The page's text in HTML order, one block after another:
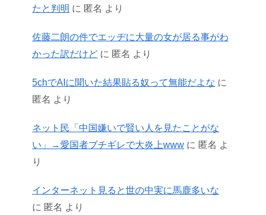
たと判明 に 匿名 より
佐藤二朗の件でエッヂに大量の女が居る事がわ
かった訳だけど に 匿名 より
5chでAIに聞いた結果貼る奴って無能だよな に
匿名 より
ネット民「中国嫌いで賢い人を見たことがな
い」→愛国者ブチギレで大炎上www に 匿名 よ
り
インターネット見ると世の中実に馬鹿多いな
に 匿名 より